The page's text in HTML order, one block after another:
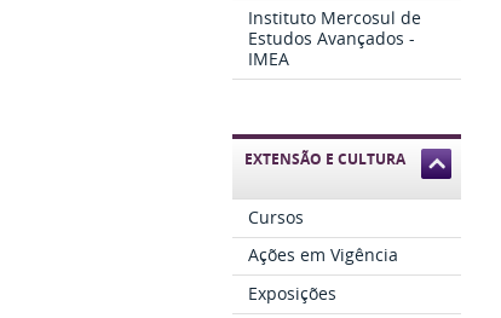
Instituto Mercosul de
Estudos Avançados -
IMEA
EXTENSÃO E CULTURA
Cursos
Ações em Vigência
Exposições